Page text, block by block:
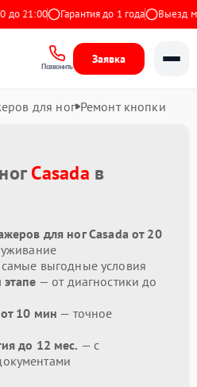
21:00 Гарантия до 1 года Выезд
Позвонить
Заявка
для ног Ремонт кнопки
Casada в
для ног Casada от 20
выгодные условия
— от диагностики до
10 мин — точное
до 12 мес. — с